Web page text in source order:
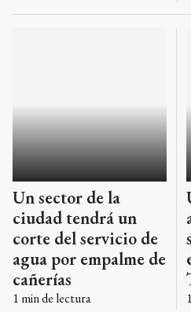
Un sector de la
ciudad tendrá un
corte del servicio de
agua por empalme de
cañerías
1 min de lectura 1